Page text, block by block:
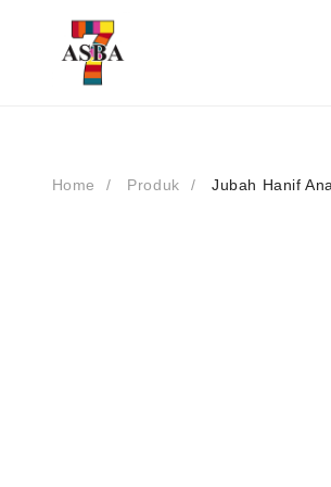
Home Produk Jubah Hanif